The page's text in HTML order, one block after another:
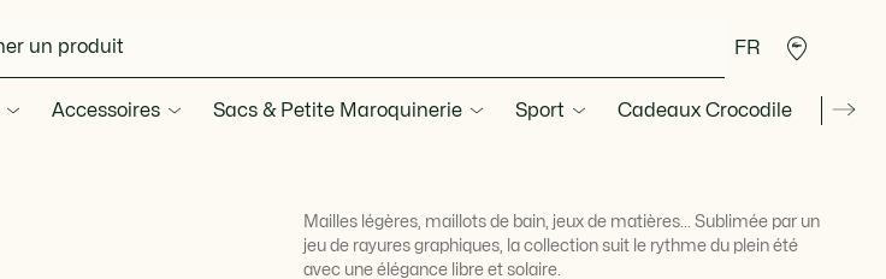
Accessoires Sacs & Petite Maroquinerie Sport Cadeaux Crocodile
FR
Mailles légères, maillots de bain, jeux de matières... Sublimée par un
jeu de rayures graphiques, la collection suit le rythme du plein été
avec une élégance libre et solaire.